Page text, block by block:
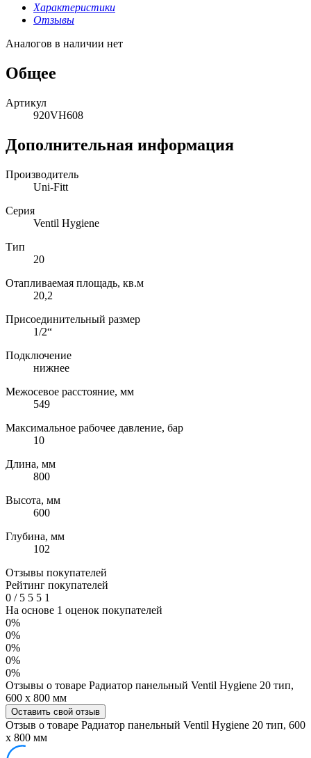
Характеристики
Отзывы
Аналогов в наличии нет
Общее
Артикул
920VH608
Дополнительная информация
Производитель
Uni-Fitt
Серия
Ventil Hygiene
Тип
20
Отапливаемая площадь, кв.м
20,2
Присоединительный размер
1/2“
Подключение
нижнее
Межосевое расстояние, мм
549
Максимальное рабочее давление, бар
10
Длина, мм
800
Высота, мм
600
Глубина, мм
102
Отзывы покупателей
Рейтинг покупателей
0 /5 5 5 1
На основе 1 оценок покупателей
0%
0%
0%
0%
0%
Отзывы о товаре Радиатор панельный Ventil Hygiene 20 тип,
600 х 800 мм
Оставить свой отзыв
Отзыв о товаре Радиатор панельный Ventil Hygiene 20 тип, 600
х 800 мм